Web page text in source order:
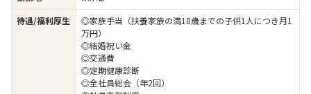
待遇/福利厚生
◎家族手当（扶養家族の満18歳までの子供1人につき月1
万円）
◎結婚祝い金
◎交通費
◎定期健康診断
◎全社員総会（年2回）